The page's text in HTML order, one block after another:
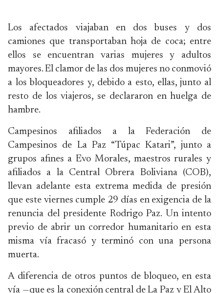
Los afectados viajaban en dos buses y dos
camiones que transportaban hoja de coca; entre
ellos se encuentran varias mujeres y adultos
mayores. El clamor de las dos mujeres no conmovió
a los bloqueadores y, debido a esto, ellas, junto al
resto de los viajeros, se declararon en huelga de
hambre.
Campesinos afiliados a la Federación de
Campesinos de La Paz “Túpac Katari”, junto a
grupos afines a Evo Morales, maestros rurales y
afiliados a la Central Obrera Boliviana (COB),
llevan adelante esta extrema medida de presión
que este viernes cumple 29 días en exigencia de la
renuncia del presidente Rodrigo Paz. Un intento
previo de abrir un corredor humanitario en esta
misma vía fracasó y terminó con una persona
muerta.
A diferencia de otros puntos de bloqueo, en esta
vía —que es la conexión central de La Paz y El Alto